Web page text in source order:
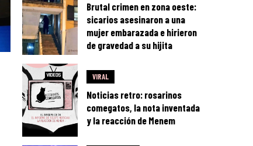
Brutal crimen en zona oeste:
sicarios asesinaron a una
mujer embarazada e hirieron
de gravedad a su hijita
VIRAL
Noticias retro: rosarinos
comegatos, la nota inventada
y la reacción de Menem